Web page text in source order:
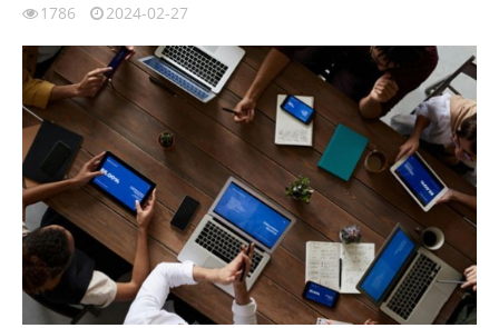
1786 2024-02-27